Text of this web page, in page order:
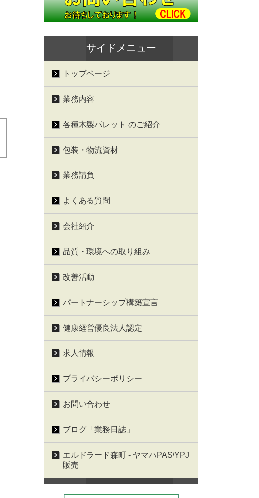
サイドメニュー
トップページ
業務内容
各種木製パレット のご紹介
包装・物流資材
業務請負
よくある質問
会社紹介
品質・環境への取り組み
改善活動
パートナーシップ構築宣言
健康経営優良法人認定
求人情報
プライバシーポリシー
お問い合わせ
ブログ「業務日誌」
エルドラード森町 - ヤマハPAS/YPJ
販売